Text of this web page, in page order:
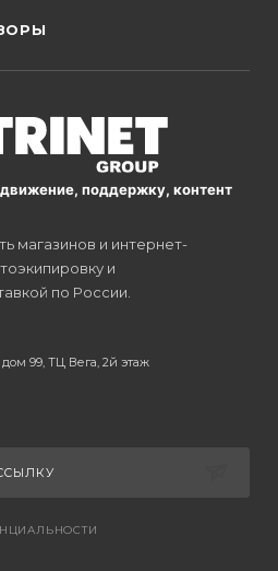
поддержку, контент
магазинов и интернет-
и
по России.
дом 99, ТЦ Вега, 2й этаж